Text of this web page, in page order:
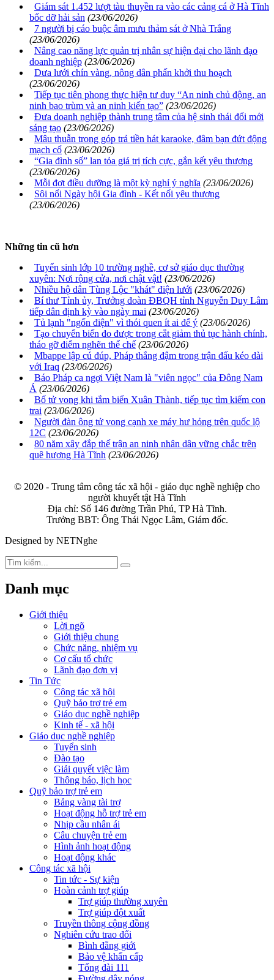
Giám sát 1.452 lượt tàu thuyền ra vào các cảng cá ở Hà Tĩnh
bốc dỡ hải sản (23/06/2026)
7 người bị cáo buộc âm mưu thảm sát ở Nhà Trắng
(23/06/2026)
Nâng cao năng lực quản trị nhân sự hiện đại cho lãnh đạo
doanh nghiệp (23/06/2026)
Dưa lưới chín vàng, nông dân phấn khởi thu hoạch
(23/06/2026)
Tiếp tục tiên phong thực hiện tư duy “An ninh chủ động, an
ninh bao trùm và an ninh kiến tạo” (23/06/2026)
Đưa doanh nghiệp thành trung tâm của hệ sinh thái đổi mới
sáng tạo (23/06/2026)
Mâu thuẫn trong góp trả tiền hát karaoke, đâm bạn đứt động
mạch cổ (23/06/2026)
“Gia đình số” lan tỏa giá trị tích cực, gắn kết yêu thương
(23/06/2026)
Mỗi đợt điều dưỡng là một kỳ nghỉ ý nghĩa (23/06/2026)
Sôi nổi Ngày hội Gia đình - Kết nối yêu thương
(23/06/2026)
Những tin cũ hơn
Tuyển sinh lớp 10 trường nghề, cơ sở giáo dục thường
xuyên: Nơi rộng cửa, nơi chật vật! (23/06/2026)
Nhiều hộ dân Tùng Lộc "khát" điện lưới (23/06/2026)
Bí thư Tỉnh ủy, Trưởng đoàn ĐBQH tỉnh Nguyễn Duy Lâm
tiếp dân định kỳ vào ngày mai (23/06/2026)
Tủ lạnh "ngốn điện" vì thói quen ít ai để ý (23/06/2026)
Tạo chuyển biến đo được trong cắt giảm thủ tục hành chính,
tháo gỡ điểm nghẽn thể chế (23/06/2026)
Mbappe lập cú đúp, Pháp thắng đậm trong trận đấu kéo dài
với Iraq (23/06/2026)
Báo Pháp ca ngợi Việt Nam là "viên ngọc" của Đông Nam
Á (23/06/2026)
Bố tử vong khi tắm biển Xuân Thành, tiếp tục tìm kiếm con
trai (23/06/2026)
Người đàn ông tử vong cạnh xe máy hư hỏng trên quốc lộ
12C (23/06/2026)
80 năm xây đắp thế trận an ninh nhân dân vững chắc trên
quê hương Hà Tĩnh (23/06/2026)
© 2020 - Trung tâm công tác xã hội - giáo dục nghề nghiệp cho
người khuyết tật Hà Tĩnh
Địa chỉ: Số 146 đường Trần Phú, TP Hà Tĩnh.
Trưởng BBT: Ông Thái Ngọc Lâm, Giám đốc.
Designed by NETNghe
Danh mục
Giới thiệu
Lời ngõ
Giới thiệu chung
Chức năng, nhiệm vụ
Cơ cấu tổ chức
Lãnh đạo đơn vị
Tin Tức
Công tác xã hội
Quỹ bảo trợ trẻ em
Giáo dục nghề nghiệp
Kinh tế - xã hội
Giáo dục nghề nghiệp
Tuyển sinh
Đào tạo
Giải quyết việc làm
Thông báo, lịch học
Quỹ bảo trợ trẻ em
Bảng vàng tài trợ
Hoạt động hỗ trợ trẻ em
Nhịp cầu nhân ái
Câu chuyện trẻ em
Hình ảnh hoạt động
Hoạt động khác
Công tác xã hội
Tin tức - Sự kiện
Hoàn cảnh trợ giúp
Trợ giúp thường xuyên
Trợ giúp đột xuất
Truyền thông cộng đồng
Nghiên cứu trao đổi
Bình đẳng giới
Bảo vệ khẩn cấp
Tổng đài 111